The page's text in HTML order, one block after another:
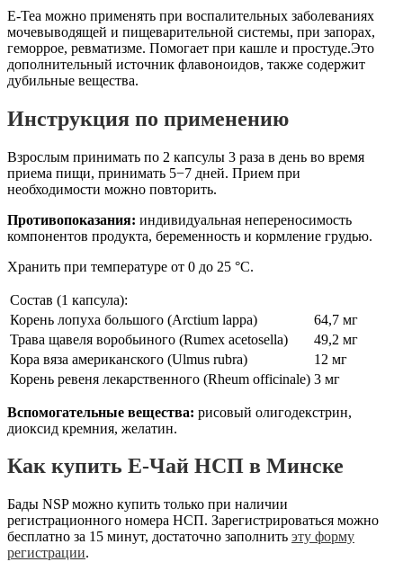
E-Tea можно применять при воспалительных заболеваниях
мочевыводящей и пищеварительной системы, при запорах,
геморрое, ревматизме. Помогает при кашле и простуде.Это
дополнительный источник флавоноидов, также содержит
дубильные вещества.
Инструкция по применению
Взрослым принимать по 2 капсулы 3 раза в день во время
приема пищи, принимать 5−7 дней. Прием при
необходимости можно повторить.
Противопоказания: индивидуальная непереносимость
компонентов продукта, беременность и кормление грудью.
Хранить при температуре от 0 до 25 °С.
Состав (1 капсула):
Корень лопуха большого (Arctium lappa)
64,7 мг
Трава щавеля воробьиного (Rumex acetosella)
49,2 мг
Кора вяза американского (Ulmus rubra)
12 мг
Корень ревеня лекарственного (Rheum officinale) 3 мг
Вспомогательные вещества: рисовый олигодекстрин,
диоксид кремния, желатин.
Как купить Е-Чай НСП в Минске
Бады NSP можно купить только при наличии
регистрационного номера НСП. Зарегистрироваться можно
бесплатно за 15 минут, достаточно заполнить эту форму
регистрации.